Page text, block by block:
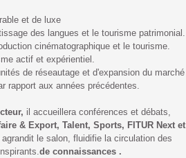
et de luxe
des langues et le tourisme patrimonial.
cinématographique et le tourisme.
actif et expérientiel.
de réseautage et d'expansion du marché
rapport aux années précédentes.
il accueillera conférences et débats,
& Export, Talent, Sports, FITUR Next et
le salon, fluidifie la circulation des
de connaissances .